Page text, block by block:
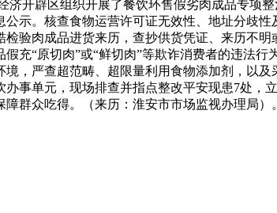
辟区组织开展了餐饮环售假劣肉成品专项整
示。核查食物运营许可证无效性、地址分歧
验肉成品进货来历，查抄供货凭证、来历不
充“原切肉”或“鲜切肉”等欺诈消费者的违法
，严查超范畴、超限量利用食物添加剂，以
事单元，现场排查并指点整改平安现患7处
群众吃得。（来历：淮安市市场监视办理局）。